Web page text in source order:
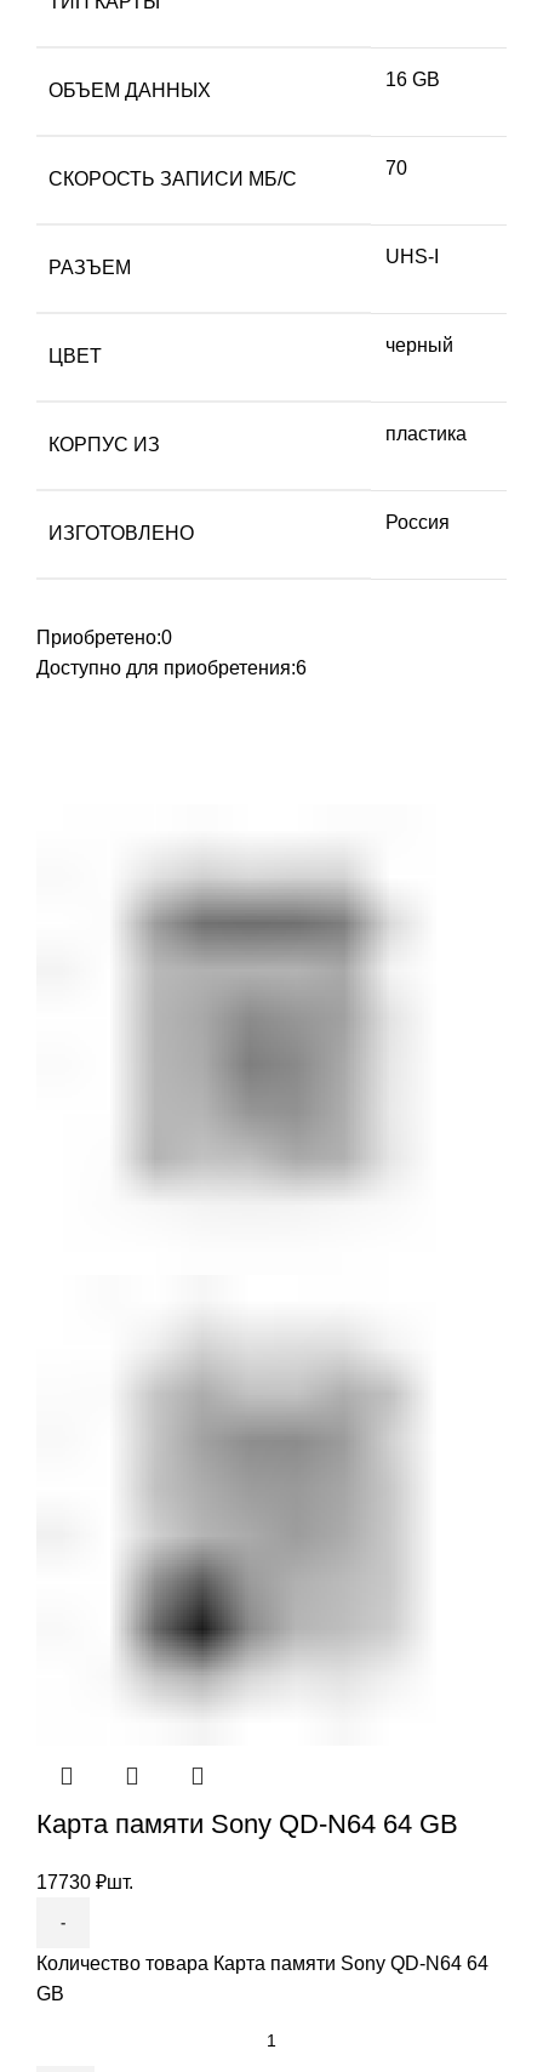
ОБЪЕМ ДАННЫХ
16 GB
СКОРОСТЬ ЗАПИСИ МБ/С
70
РАЗЪЕМ
UHS-I
ЦВЕТ
черный
КОРПУС ИЗ
пластика
ИЗГОТОВЛЕНО
Россия
Приобретено:0
Доступно для приобретения:6
Карта памяти Sony QD-N64 64 GB
17730 ₽шт.
Количество товара Карта памяти Sony QD-N64 64
GB